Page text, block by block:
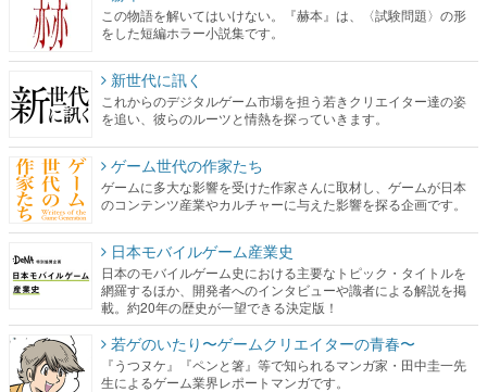
この物語を解いてはいけない。『赫本』は、〈試験問題〉の形
をした短編ホラー小説集です。
新世代に訊く
これからのデジタルゲーム市場を担う若きクリエイター達の姿
を追い、彼らのルーツと情熱を探っていきます。
ゲーム世代の作家たち
ゲームに多大な影響を受けた作家さんに取材し、ゲームが日本
のコンテンツ産業やカルチャーに与えた影響を探る企画です。
日本モバイルゲーム産業史
日本のモバイルゲーム史における主要なトピック・タイトルを
網羅するほか、開発者へのインタビューや識者による解説を掲
載。約20年の歴史が一望できる決定版！
若ゲのいたり〜ゲームクリエイターの青春〜
『うつヌケ』『ペンと箸』等で知られるマンガ家・田中圭一先
生によるゲーム業界レポートマンガです。